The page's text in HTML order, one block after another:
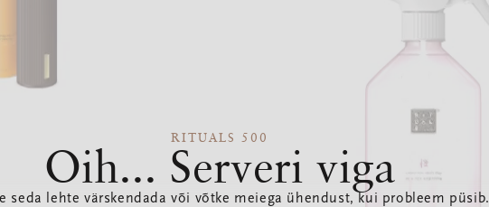
RITUALS 500
Oih... Serveri viga
seda lehte värskendada või võtke meiega ühendust, kui probleem püsib.